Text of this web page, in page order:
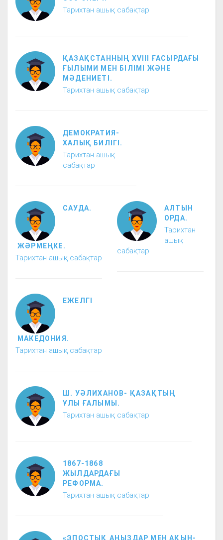
Тарихтан ашық сабақтар
ҚАЗАҚСТАННЫҢ ХVІІІ ҒАСЫРДАҒЫ
ҒЫЛЫМИ МЕН БІЛІМІ ЖӘНЕ
МӘДЕНИЕТІ.
Тарихтан ашық сабақтар
ДЕМОКРАТИЯ-
ХАЛЫҚ БИЛІГІ.
Тарихтан ашық
сабақтар
САУДА.
ЖӘРМЕҢКЕ.
Тарихтан ашық сабақтар
АЛТЫН
ОРДА.
Тарихтан
ашық
сабақтар
ЕЖЕЛГІ
МАКЕДОНИЯ.
Тарихтан ашық сабақтар
Ш. УӘЛИХАНОВ- ҚАЗАҚТЫҢ
ҰЛЫ ҒАЛЫМЫ.
Тарихтан ашық сабақтар
1867-1868
ЖЫЛДАРДАҒЫ
РЕФОРМА.
Тарихтан ашық сабақтар
«ЭПОСТЫҚ АҢЫЗДАР МЕН АҚЫН-